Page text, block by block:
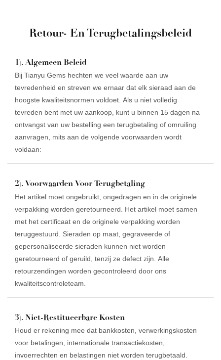
Retour- En Terugbetalingsbeleid
1). Algemeen Beleid
Bij Tianyu Gems hechten we veel waarde aan uw
tevredenheid en streven we ernaar dat elk sieraad aan de
hoogste kwaliteitsnormen voldoet. Als u niet volledig
tevreden bent met uw aankoop, kunt u binnen 15 dagen na
ontvangst van uw bestelling een terugbetaling of omruiling
aanvragen, mits aan de volgende voorwaarden wordt
voldaan:
2). Voorwaarden Voor Terugbetaling
Het artikel moet ongebruikt, ongedragen en in de originele
verpakking worden geretourneerd. Het artikel moet samen
met het certificaat en de originele verpakking worden
teruggestuurd. Sieraden op maat, gegraveerde of
gepersonaliseerde sieraden kunnen niet worden
geretourneerd of geruild, tenzij ze defect zijn. Alle
retourzendingen worden gecontroleerd door ons
kwaliteitscontroleteam.
3). Niet-Restitueerbare Kosten
Houd er rekening mee dat bankkosten, verwerkingskosten
voor betalingen, internationale transactiekosten,
invoerrechten en belastingen niet worden terugbetaald.